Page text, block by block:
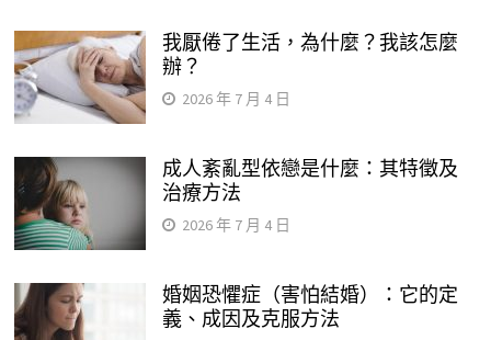
我厭倦了生活，為什麼？我該怎麼
辦？
2026 年 7 月 4 日
成人紊亂型依戀是什麼：其特徵及
治療方法
2026 年 7 月 4 日
婚姻恐懼症（害怕結婚）：它的定
義、成因及克服方法